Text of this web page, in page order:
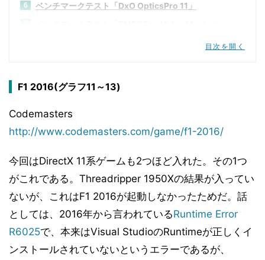
6 ベンチマークテスト「DxO OpticsPro 11」
10 ベンチマークテスト「F1 2016」
11 ベンチマークテスト「Hitman 2016」
ベンチマークテスト「Metro redux」
14 ベンチマークテスト「SID MEIER'S CIVILIZATION VI」
15 ベンチマークテスト「Tom Clancy's The Division」
16
ベンチマークテスト「RightMark Multi-Thread
Memory Test 1.1」
17 ベンチマークテスト「消費電力測定」
18 まとめと考察
目次を開く
F1 2016(グラフ11～13)
Codemasters
http://www.codemasters.com/game/f1-2016/
今回はDirectX 11系ゲームも2つほど入れた。その1つ
がこれである。Threadripper 1950Xの結果が入ってい
ないが、これはF1 2016が起動しなかったためだ。話
としては、2016年から言われているRuntime Error
R6025で、本来はVisual StudioのRuntimeが正しくイ
ンストールされていないというエラーであるが、